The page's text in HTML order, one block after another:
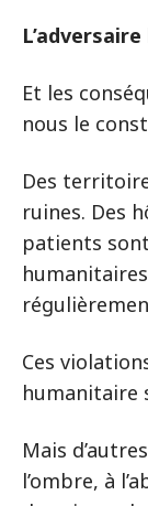
Et les
nous le
Des
ruines. Des
patients
Ces
humanitaire
Mais
l’ombre, à